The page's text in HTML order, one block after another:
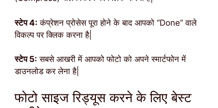
स्टेप 4: कंप्रेशन प्रोसेस पूरा होने के बाद आपको “Done” वाले
विकल्प पर क्लिक करना है|
स्टेप 5: सबसे आखरी में आपको फोटो को अपने स्मार्टफोन में
डाउनलोड कर लेना है|
फोटो साइज रिड्यूस करने के लिए बेस्ट